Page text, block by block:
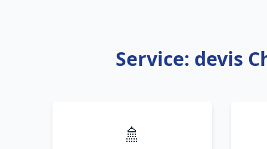
Service: devis
🚿